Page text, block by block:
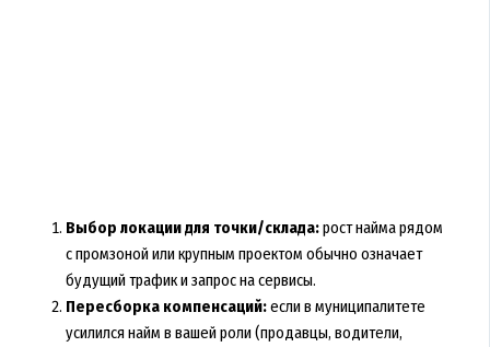
Выбор локации для точки/склада:рост найма рядом
с промзоной или крупным проектом обычно означает
будущий трафик и запрос на сервисы.
Пересборка компенсаций:если в муниципалитете
усилился найм в вашей роли (продавцы, водители,